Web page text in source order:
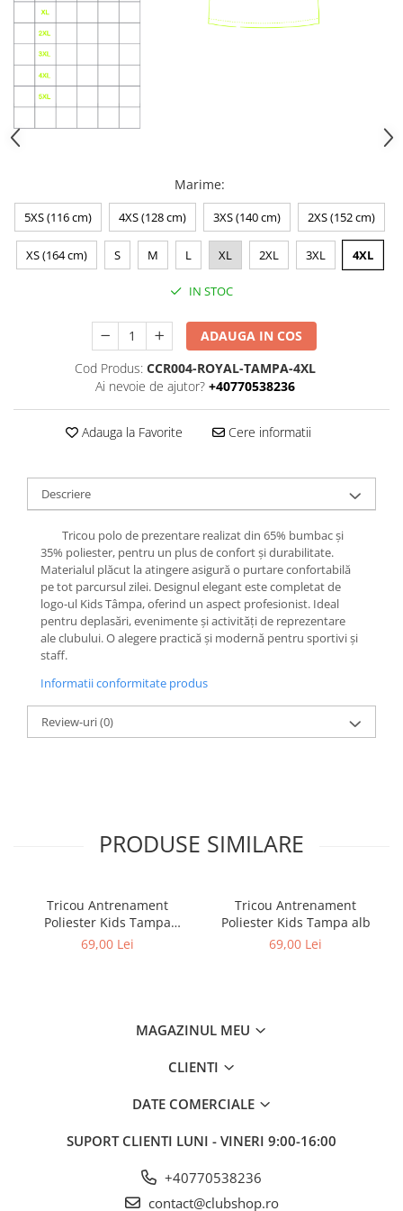
Marime:
5XS (116 cm) 4XS (128 cm) 3XS (140 cm) 2XS (152 cm)
XS (164 cm) S M L XL 2XL 3XL 4XL
IN STOC
ADAUGA IN COS
Cod Produs: CCR004-ROYAL-TAMPA-4XL
Ai nevoie de ajutor? +40770538236
Adauga la Favorite Cere informatii
Descriere
Tricou polo de prezentare realizat din 65% bumbac și
35% poliester, pentru un plus de confort și durabilitate.
Materialul plăcut la atingere asigură o purtare confortabilă
pe tot parcursul zilei. Designul elegant este completat de
logo-ul Kids Tâmpa, oferind un aspect profesionist. Ideal
pentru deplasări, evenimente și activități de reprezentare
ale clubului. O alegere practică și modernă pentru sportivi și
staff.
Informatii conformitate produs
Review-uri(0)
PRODUSE SIMILARE
Tricou Antrenament
Poliester Kids Tampa
albastru
69,00 Lei
Tricou Antrenament
Poliester Kids Tampa alb
69,00 Lei
MAGAZINUL MEU
CLIENTI
DATE COMERCIALE
SUPORT CLIENTI LUNI - VINERI 9:00-16:00
+40770538236
contact@clubshop.ro